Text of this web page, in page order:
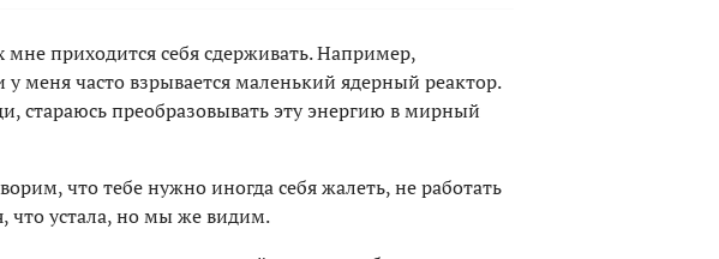
мне приходится себя сдерживать. Например,
у меня часто взрывается маленький ядерный реактор.
стараюсь преобразовывать эту энергию в мирный
что тебе нужно иногда себя жалеть, не работать
что устала, но мы же видим.